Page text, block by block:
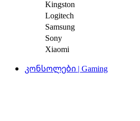
Kingston
Logitech
Samsung
Sony
Xiaomi
კონსოლები | Gaming